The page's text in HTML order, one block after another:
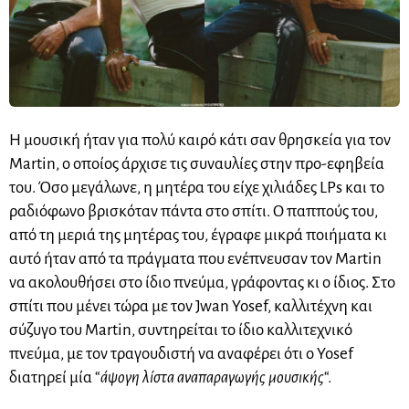
Η μουσική ήταν για πολύ καιρό κάτι σαν θρησκεία για τον
Martin, ο οποίος άρχισε τις συναυλίες στην προ-εφηβεία
του. Όσο μεγάλωνε, η μητέρα του είχε χιλιάδες LPs και το
ραδιόφωνο βρισκόταν πάντα στο σπίτι. Ο παππούς του,
από τη μεριά της μητέρας του, έγραφε μικρά ποιήματα κι
αυτό ήταν από τα πράγματα που ενέπνευσαν τον Martin
να ακολουθήσει στο ίδιο πνεύμα, γράφοντας κι ο ίδιος. Στο
σπίτι που μένει τώρα με τον Jwan Yosef, καλλιτέχνη και
σύζυγο του Martin, συντηρείται το ίδιο καλλιτεχνικό
πνεύμα, με τον τραγουδιστή να αναφέρει ότι ο Yosef
διατηρεί μία “άψογη λίστα αναπαραγωγής μουσικής“.